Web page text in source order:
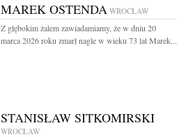
MAREK OSTENDA WROCŁAW
Z głębokim żalem zawiadamiamy, że w dniu 20
marca 2026 roku zmarł nagle w wieku 73 lat Marek...
STANISŁAW SITKOMIRSKI
WROCŁAW